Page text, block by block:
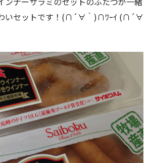
いセットです！(∩´∀｀)∩ﾜｰｲ (∩´∀